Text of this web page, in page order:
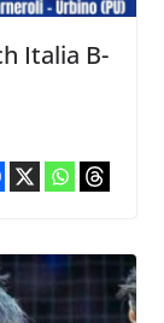
Italia B-